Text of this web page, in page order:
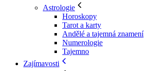
Astrologie
Horoskopy
Tarot a karty
Andělé a tajemná znamení
Numerologie
Tajemno
Zajímavosti